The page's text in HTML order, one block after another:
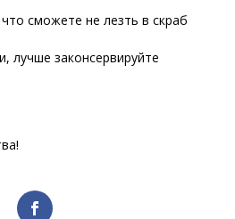
сможете не лезть в скраб
лучше законсервируйте